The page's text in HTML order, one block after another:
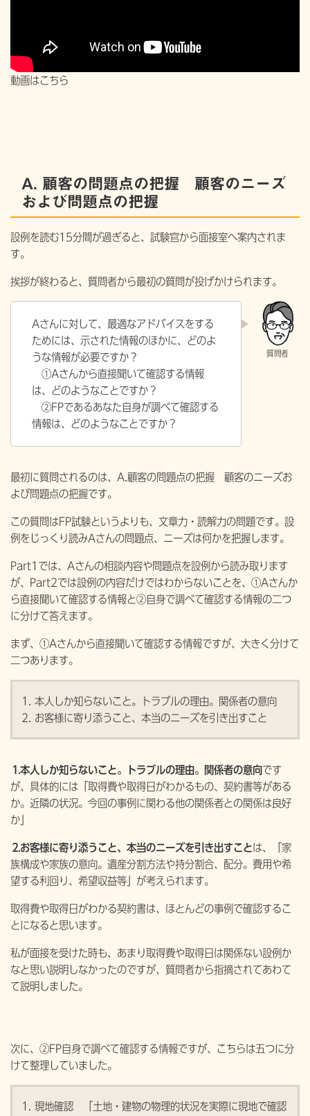
動画はこちら
A. 顧客の問題点の把握 顧客のニーズ
および問題点の把握
設例を読む15分間が過ぎると、試験官から面接室へ案内されま
す。
挨拶が終わると、質問者から最初の質問が投げかけられます。
Aさんに対して、最適なアドバイスをする
ためには、示された情報のほかに、どのよ
うな情報が必要ですか？
①Aさんから直接聞いて確認する情報
は、どのようなことですか？
②FPであるあなた自身が調べて確認する
情報は、どのようなことですか？
最初に質問されるのは、 A.顧客の問題点の把握 顧客のニーズお
よび問題点の把握です。
この質問はFP試験というよりも、文章力・読解力の問題です。設
例をじっくり読みAさんの問題点、ニーズは何かを把握します。
Part1では、Aさんの相談内容や問題点を設例から読み取ります
が、Part2では設例の内容だけではわからないことを、①Aさんか
ら直接聞いて確認する情報と②自身で調べて確認する情報の二つ
に分けて答えます。
まず、①Aさんから直接聞いて確認する情報ですが、大きく分けて
二つあります。
本人しか知らないこと。トラブルの理由。関係者の意向
お客様に寄り添うこと、本当のニーズを引き出すこと
⒈本人しか知らないこと。トラブルの理由。関係者の意向です
が、具体的には「取得費や取得日がわかるもの、契約書等がある
か。近隣の状況。今回の事例に関わる他の関係者との関係は良好
か」
⒉お客様に寄り添うこと、本当のニーズを引き出すことは、「家
族構成や家族の意向。遺産分割方法や持分割合、配分。費用や希
望する利回り、希望収益等」が考えられます。
取得費や取得日がわかる契約書は、ほとんどの事例で確認するこ
とになると思います。
私が面接を受けた時も、あまり取得費や取得日は関係ない設例か
なと思い説明しなかったのですが、質問者から指摘されてあわて
て説明しました。
次に、②FP自身で調べて確認する情報ですが、こちらは五つに分
けて整理していました。
現地確認 「土地・建物の物理的状況を実際に現地で確認